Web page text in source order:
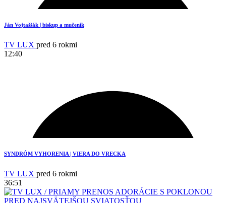
Ján Vojtaššák | biskup a mučeník
TV LUX pred 6 rokmi
12:40
SYNDRÓM VYHORENIA | VIERA DO VRECKA
TV LUX pred 6 rokmi
36:51